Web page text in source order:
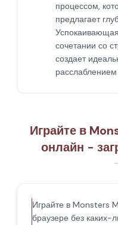
процессом,
предлагает
сочетании со
создает
Играйте в
онлайн -
Играйте в Monsters
браузере без каких-